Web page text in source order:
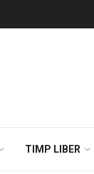
TIMP LIBER